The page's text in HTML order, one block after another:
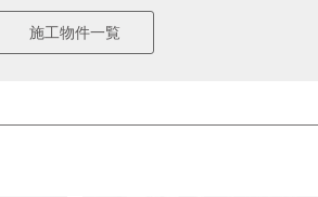
施工物件一覧